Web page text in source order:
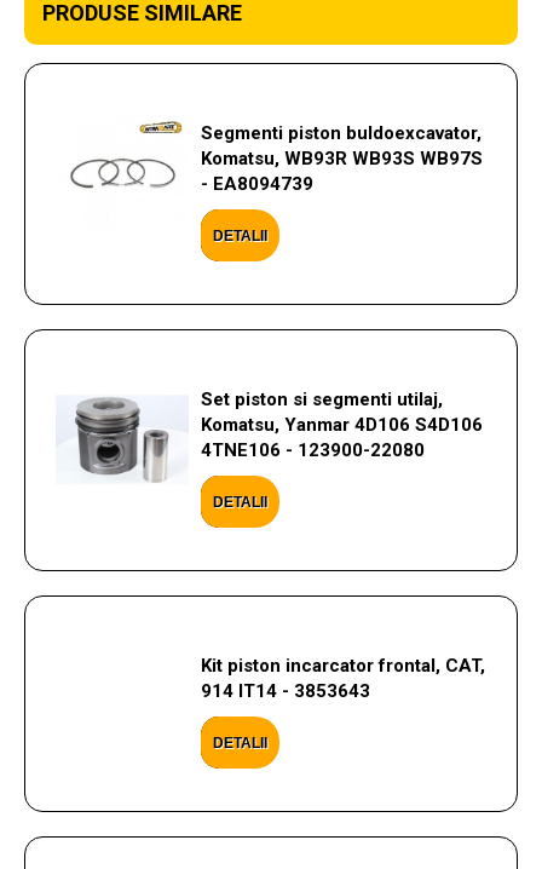
PRODUSE SIMILARE
Segmenti piston buldoexcavator,
Komatsu, WB93R WB93S WB97S
- EA8094739
DETALII
Set piston si segmenti utilaj,
Komatsu, Yanmar 4D106 S4D106
4TNE106 - 123900-22080
DETALII
Kit piston incarcator frontal, CAT,
914 IT14 - 3853643
DETALII